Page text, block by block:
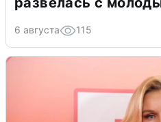
6 августа 115